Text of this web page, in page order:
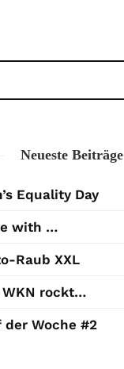
Neueste Beiträge
Equality Day
with …
Raub XXL
WKN rockt…
der Woche #2